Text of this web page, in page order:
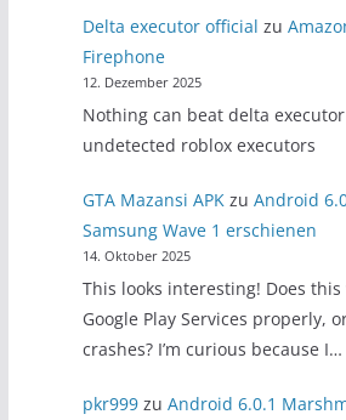
Delta executor official zu
Firephone
12. Dezember 2025
Nothing can beat delta
undetected roblox executors
GTA Mazansi APK zuAndroid
Samsung Wave 1 erschienen
14. Oktober 2025
This looks interesting! Does
Google Play Services properly,
crashes? I’m curious because I…
pkr999 zuAndroid 6.0.1